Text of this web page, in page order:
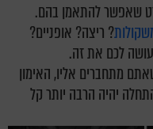
שאפשר להתאמן בהם.
? ריצה? אופניים?
לכם את זה.
מתחברים אליו, האימון
יהיה הרבה יותר קל